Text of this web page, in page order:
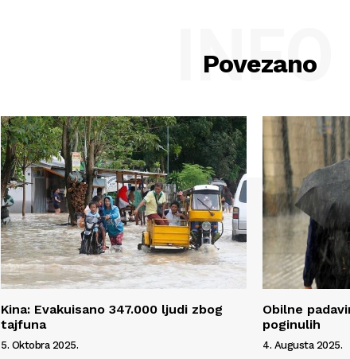
Povezano
INFO
Kina: Evakuisano 347.000 ljudi zbog
tajfuna
5. Oktobra 2025.
Obilne
poginulih
4. Augusta 2025.